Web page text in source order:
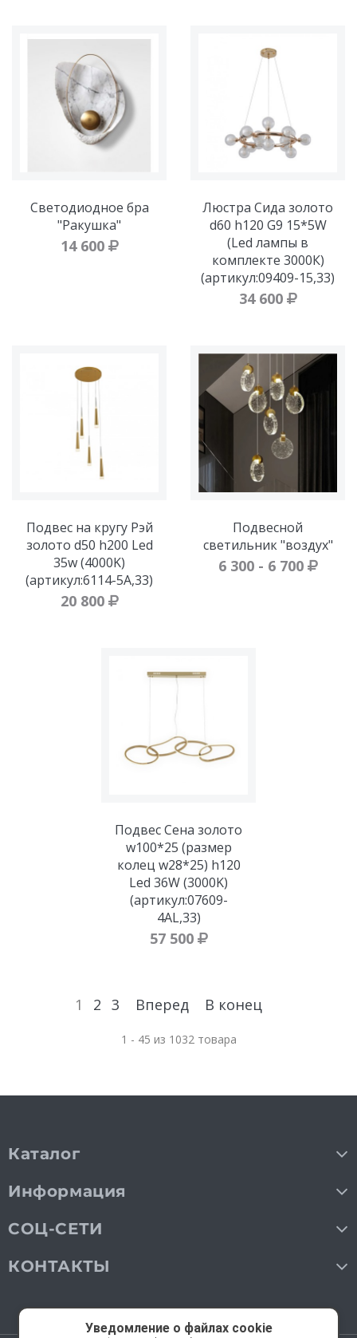
Светодиодное бра
"Ракушка"
14 600
Люстра Сида золото
d60 h120 G9 15*5W
(Led лампы в
комплекте 3000К)
(артикул:09409-15,33)
34 600
Подвес на кругу Рэй
золото d50 h200 Led
35w (4000K)
(артикул:6114-5A,33)
20 800
Подвесной
светильник "воздух"
6 300 - 6 700
Подвес Сена золото
w100*25 (размер
колец w28*25) h120
Led 36W (3000K)
(артикул:07609-
4AL,33)
57 500
1 2 3 Вперед В конец
1 - 45 из 1032 товара
Каталог
Информация
СОЦ-СЕТИ
КОНТАКТЫ
Уведомление о файлах cookie